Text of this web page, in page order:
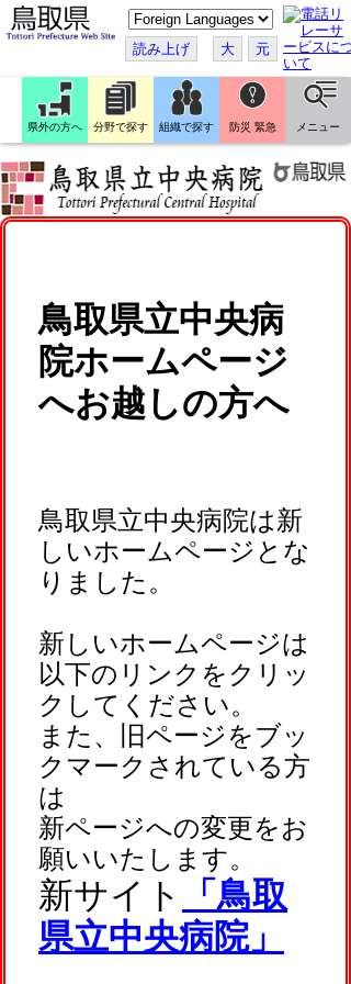
こ
の
ペ
ー
ジ
翻
訳
す
読み上げ 大 元
県外の方へ 分野で探す 組織で探す 防災 緊急 メニュー
鳥取県立中央病
院ホームページ
へお越しの方へ
鳥取県立中央病院は新
しいホームページとな
りました。
新しいホームページは
以下のリンクをクリッ
クしてください。
また、旧ページをブッ
クマークされている方
は
新ページへの変更をお
願いいたします。
新サイト
「鳥取
県立中央病院」